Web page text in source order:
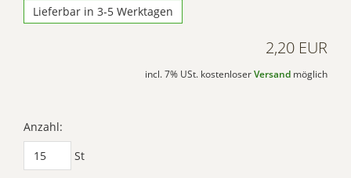
Lieferbar in 3-5 Werktagen
2,20 EUR
incl. 7% USt. kostenloser Versand möglich
Anzahl:
St